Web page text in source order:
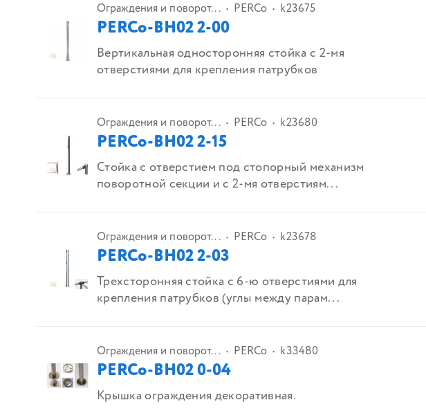
Ограждения и поворот... PERCo k23675
PERCo-BH02 2-00
Вертикальная односторонняя стойка с 2-мя
отверстиями для крепления патрубков
Ограждения и поворот... PERCo k23680
PERCo-BH02 2-15
Стойка с отверстием под стопорный механизм
поворотной секции и с 2-мя отверстиям...
Ограждения и поворот... PERCo k23678
PERCo-BH02 2-03
Трехсторонняя стойка с 6-ю отверстиями для
крепления патрубков (углы между парам...
Ограждения и поворот... PERCo k33480
PERCo-BH02 0-04
Крышка ограждения декоративная.